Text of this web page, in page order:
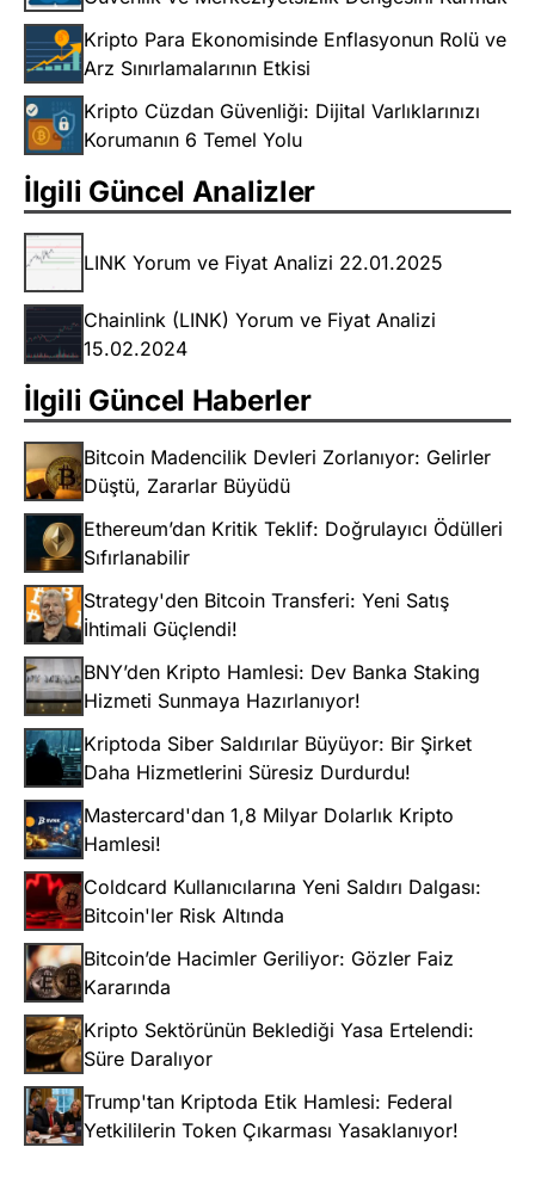
Kripto Para Ekonomisinde Enflasyonun Rolü ve
Arz Sınırlamalarının Etkisi
Kripto Cüzdan Güvenliği: Dijital Varlıklarınızı
Korumanın 6 Temel Yolu
İlgili Güncel Analizler
LINK Yorum ve Fiyat Analizi 22.01.2025
Chainlink (LINK) Yorum ve Fiyat Analizi
15.02.2024
İlgili Güncel Haberler
Bitcoin Madencilik Devleri Zorlanıyor: Gelirler
Düştü, Zararlar Büyüdü
Ethereum’dan Kritik Teklif: Doğrulayıcı Ödülleri
Sıfırlanabilir
Strategy'den Bitcoin Transferi: Yeni Satış
İhtimali Güçlendi!
BNY’den Kripto Hamlesi: Dev Banka Staking
Hizmeti Sunmaya Hazırlanıyor!
Kriptoda Siber Saldırılar Büyüyor: Bir Şirket
Daha Hizmetlerini Süresiz Durdurdu!
Mastercard'dan 1,8 Milyar Dolarlık Kripto
Hamlesi!
Coldcard Kullanıcılarına Yeni Saldırı Dalgası:
Bitcoin'ler Risk Altında
Bitcoin’de Hacimler Geriliyor: Gözler Faiz
Kararında
Kripto Sektörünün Beklediği Yasa Ertelendi:
Süre Daralıyor
Trump'tan Kriptoda Etik Hamlesi: Federal
Yetkililerin Token Çıkarması Yasaklanıyor!